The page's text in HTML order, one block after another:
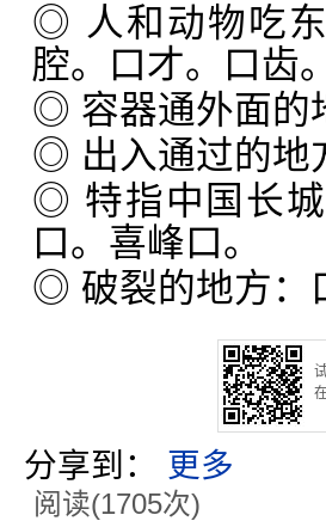
◎ 人和动物吃
腔。口才。口齿
◎ 容器通外面的
◎ 出入通过的地
◎ 特指中国长
口。喜峰口。
◎ 破裂的地方：
分享到： 更多
阅读(1705次)